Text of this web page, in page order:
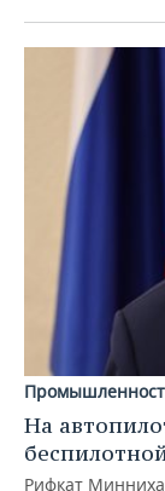
На
Рифкат